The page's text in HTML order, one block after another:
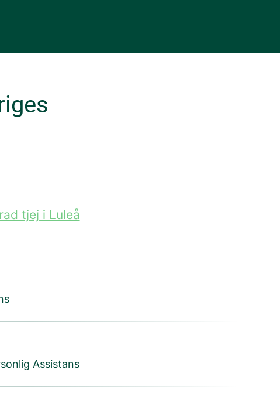
tjej i Luleå
Assistans